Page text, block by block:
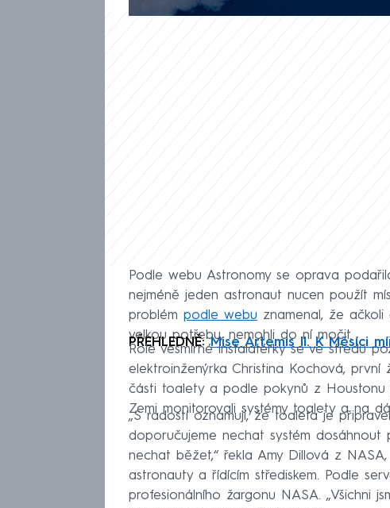
Podle webu Astronomy se oprava
nejméně jeden astronaut nucen použít
problém podle webu znamenal, že
velkou potřebu, nemohli do ní močit.
PŘEHLEDNĚ:Mise Artemis II. K Měsíci
Role vesmírné instalatérky se ve středu
elektroinženýrka Christina Kochová, první
části toalety a podle pokynů z Houstonu
Zemi monitorovali systémy toalety a na
„S radostí oznamuji, že toaleta je
doporučujeme nechat systém dosáhnout
nechat běžet,“ řekla Amy Dillová z
astronauty a řídícím střediskem. Podle
profesionálního žargonu NASA. „Všichni